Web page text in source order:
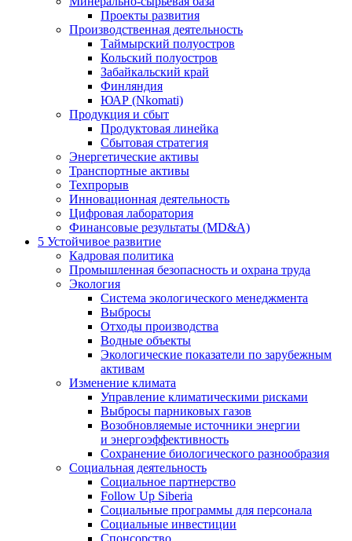
Проекты развития
Производственная деятельность
Таймырский полуостров
Кольский полуостров
Забайкальский край
Финляндия
ЮАР (Nkomati)
Продукция и сбыт
Продуктовая линейка
Сбытовая стратегия
Энергетические активы
Транспортные активы
Техпрорыв
Инновационная деятельность
Цифровая лаборатория
Финансовые результаты (MD&A)
5 Устойчивое развитие
Кадровая политика
Промышленная безопасность и охрана труда
Экология
Система экологического менеджмента
Выбросы
Отходы производства
Водные объекты
Экологические показатели по зарубежным
активам
Изменение климата
Управление климатическими рисками
Выбросы парниковых газов
Возобновляемые источники энергии
и энергоэффективность
Сохранение биологического разнообразия
Социальная деятельность
Социальное партнерство
Follow Up Siberia
Социальные программы для персонала
Социальные инвестиции
Спонсорство